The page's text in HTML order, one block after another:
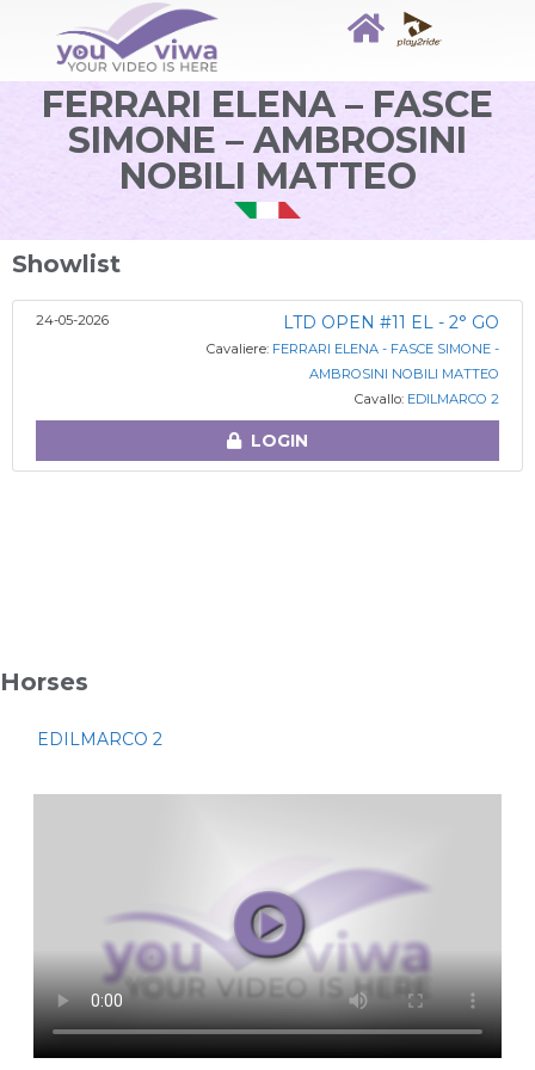
FERRARI ELENA – FASCE
SIMONE – AMBROSINI
NOBILI MATTEO
Showlist
24-05-2026 LTD OPEN #11 EL - 2° GO
Cavaliere: FERRARI ELENA - FASCE SIMONE -
AMBROSINI NOBILI MATTEO
Cavallo: EDILMARCO 2
LOGIN
Horses
EDILMARCO 2